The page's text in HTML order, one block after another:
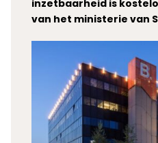
inzetbaarheid is
van het ministerie van